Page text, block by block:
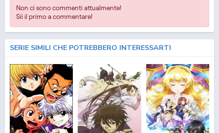
Non ci sono commenti attualmente!
Sii il primo a commentare!
SERIE SIMILI CHE POTREBBERO INTERESSARTI